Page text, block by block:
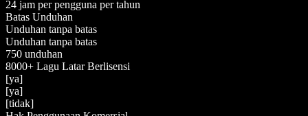
24 jam per pengguna per tahun
Batas Unduhan
Unduhan tanpa batas
Unduhan tanpa batas
750 unduhan
8000+ Lagu Latar Berlisensi
[ya]
[ya]
[tidak]